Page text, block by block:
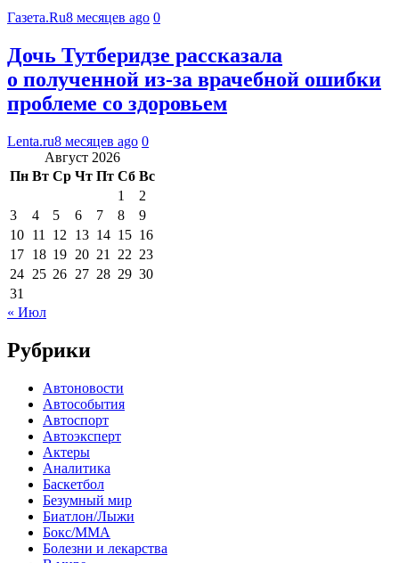
Газета.Ru8 месяцев ago 0
Дочь Тутберидзе рассказала
о полученной из-за врачебной ошибки
проблеме со здоровьем
Lenta.ru8 месяцев ago 0
Август 2026
Пн Вт Ср Чт Пт Сб Вс
1
2
3
4 5 6 7 8
9
10 11 12 13 14 15 16
17 18 19 20 21 22 23
24 25 26 27 28 29 30
31
« Июл
Рубрики
Автоновости
Автособытия
Автоспорт
Автоэксперт
Актеры
Аналитика
Баскетбол
Безумный мир
Биатлон/Лыжи
Бокс/MMA
Болезни и лекарства